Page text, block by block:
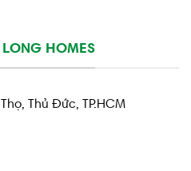
HOMES
Thủ Đức, TP.HCM